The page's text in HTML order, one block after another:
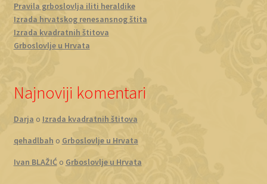
Pravila grboslovlja iliti heraldike
Izrada hrvatskog renesansnog štita
Izrada kvadratnih štitova
Grboslovlje u Hrvata
Najnoviji komentari
Darja o Izrada kvadratnih štitova
qehadlbah o Grboslovlje u Hrvata
Ivan BLAŽIĆo Grboslovlje u Hrvata